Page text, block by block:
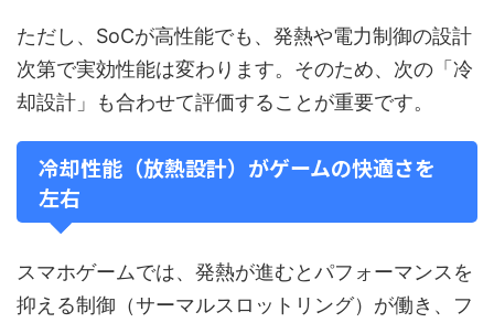
ただし、SoCが高性能でも、発熱や電力制御の設計
次第で実効性能は変わります。そのため、次の「冷
却設計」も合わせて評価することが重要です。
冷却性能（放熱設計）がゲームの快適さを
左右
スマホゲームでは、発熱が進むとパフォーマンスを
抑える制御（サーマルスロットリング）が働き、フ